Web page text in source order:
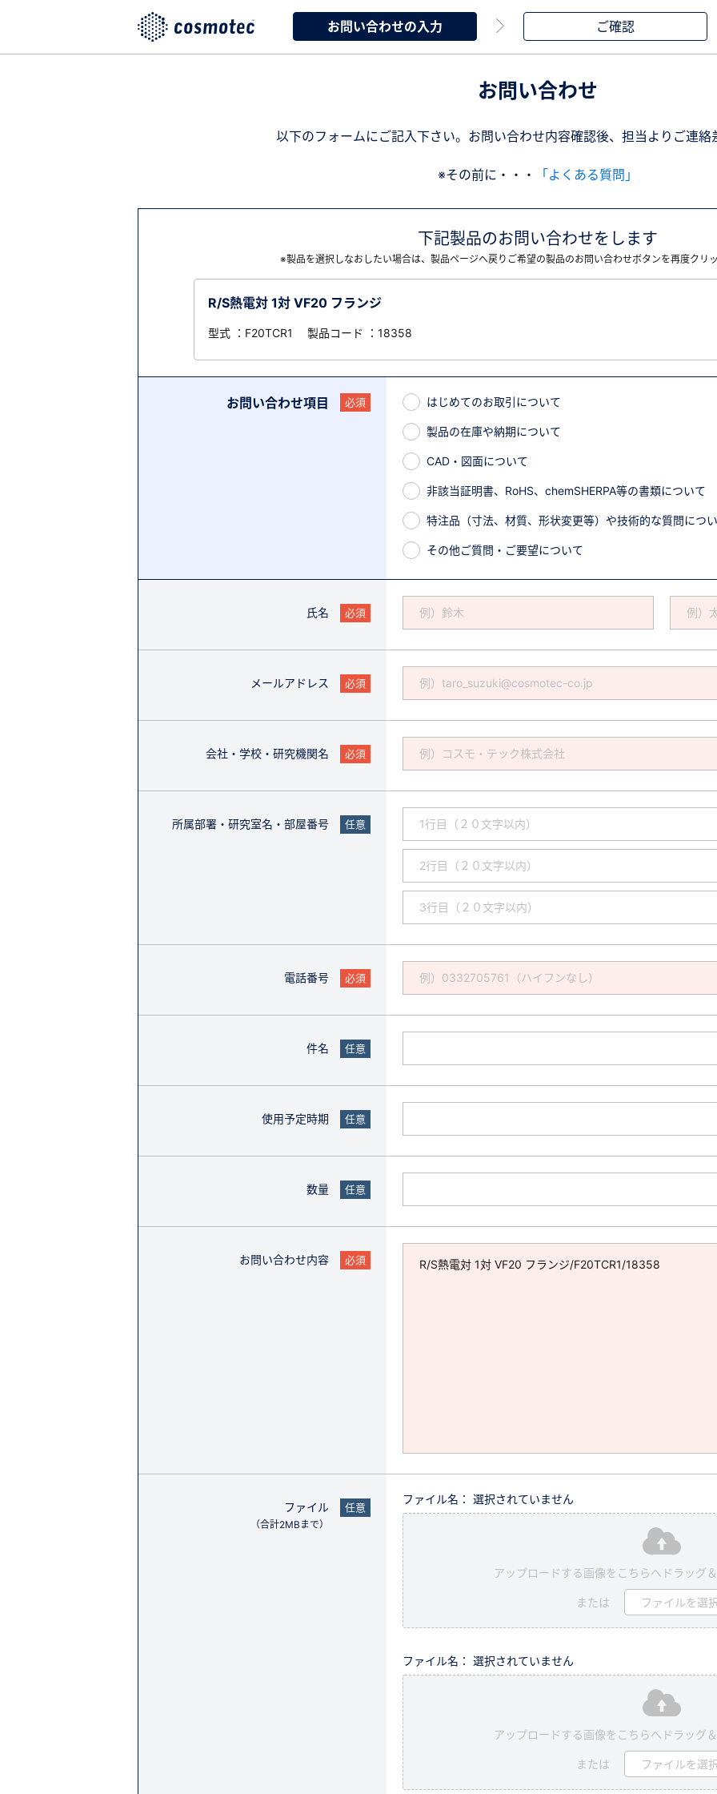
お問い合わせの入力 ご確認
お問い合わせ
以下のフォームにご記入下さい。お問い合わせ内容確認後、担当よりご連絡
※その前に・・・ 「よくある質問」
下記製品のお問い合わせをします
※製品を選択しなおしたい場合は、製品ページへ戻りご希望の製品のお問い合わせボタンを再度クリ
R/S熱電対 1対 VF20 フランジ
型式 ：F20TCR1 製品コード ：18358
お問い合わせ項目 必須 はじめてのお取引について
製品の在庫や納期について
CAD・図面について
非該当証明書、RoHS、chemSHERPA等の書類について
特注品（寸法、材質、形状変更等）や技術的な質問につ
その他ご質問・ご要望について
氏名 必須
メールアドレス 必須
会社・学校・研究機関名 必須
所属部署・研究室名・部屋番号 任意
電話番号 必須
件名 任意
使用予定時期 任意
数量 任意
お問い合わせ内容 必須
ファイル
（合計2MBまで）
任意
ファイル名： 選択されていません
アップロードする画像をこちらへドラッグ
または ファイルを選
ファイル名： 選択されていません
アップロードする画像をこちらへドラッグ
または ファイルを選